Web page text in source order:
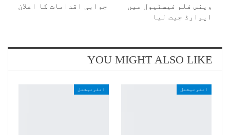
وینس فلم فیسٹیول میں
ایوارڈ جیت لیا
جوابی اقدامات کا اعلان
YOU MIGHT ALSO LIKE
انٹرنیشنل انٹرنیشنل